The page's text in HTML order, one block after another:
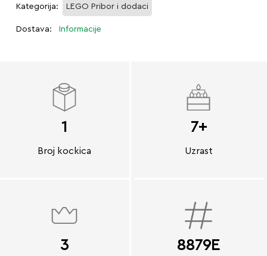
Kategorija: LEGO Pribor i dodaci
Dostava: Informacije
1
Broj kockica
7+
Uzrast
3 8879E